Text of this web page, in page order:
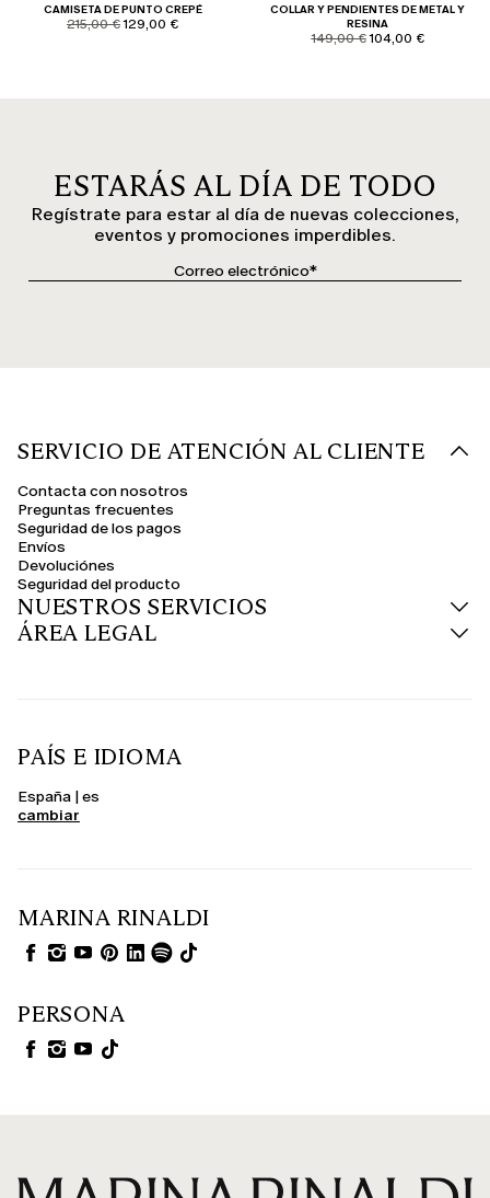
CAMISETA DE PUNTO CREPÉ
product.price.original
215,00 €product.price.sale
129,00 €
COLLAR Y PENDIENTES DE METAL Y
RESINA
product.price.original
149,00 €product.price.sale
104,00 €
ESTARÁS AL DÍA DE TODO
Regístrate para estar al día de nuevas colecciones,
eventos y promociones imperdibles.
SERVICIO DE ATENCIÓN AL CLIENTE
Contacta con nosotros
Preguntas frecuentes
Seguridad de los pagos
Envíos
Devoluciónes
Seguridad del producto
NUESTROS SERVICIOS
ÁREA LEGAL
PAÍS E IDIOMA
España | es
cambiar
MARINA RINALDI
PERSONA